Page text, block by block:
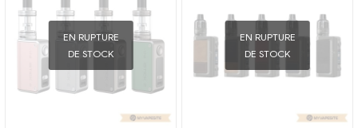
EN RUPTURE
DE STOCK
EN RUPTURE
DE STOCK